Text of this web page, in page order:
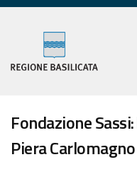
Fondazione
Piera Carlomagno